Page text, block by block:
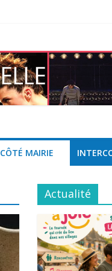
CÔTÉ MAIRIE
Actualité